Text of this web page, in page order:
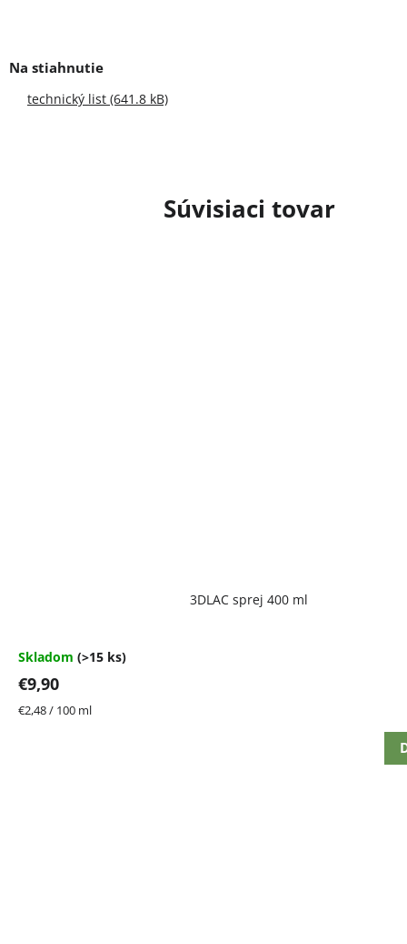
Súvisiaci tovar
3DLAC sprej 400 ml
4,7
5
hviezdičiek.
Skladom (>15 ks)
€9,90
Jednotková
€2,48 / 100 ml
technický list (641.8 kB)